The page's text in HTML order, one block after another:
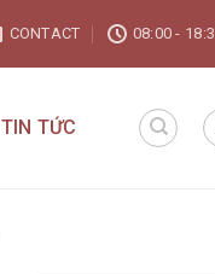
CONTACT 08:00 -
TIN TỨC